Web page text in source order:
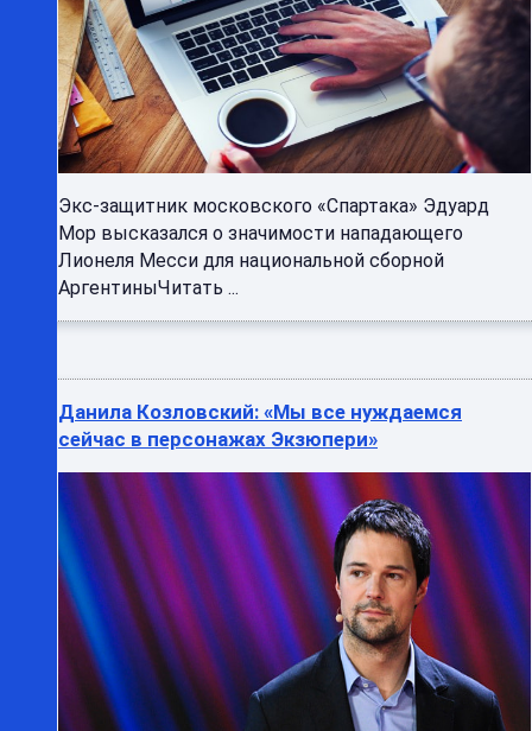
Экс-защитник московского «Спартака» Эдуард
Мор высказался о значимости нападающего
Лионеля Месси для национальной сборной
АргентиныЧитать ...
Данила Козловский: «Мы все нуждаемся
сейчас в персонажах Экзюпери»